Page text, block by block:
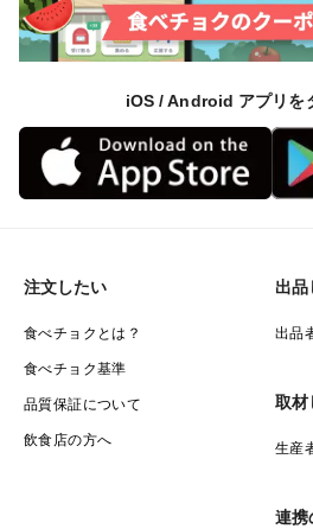
iOS / Android アプリを
注文したい
食べチョクとは？
食べチョク基準
品質保証について
飲食店の方へ
出品
出品
取材
生産
連携